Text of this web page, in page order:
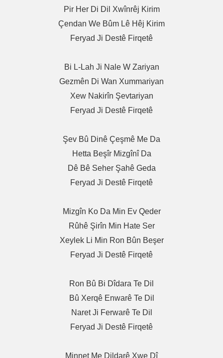
Pir Her Di Dil Xwînrêj Kirim
Çendan We Bûm Lê Hêj Kirim
Feryad Ji Destê Firqetê
Bi L-Lah Ji Nale W Zariyan
Gezmên Di Wan Xummariyan
Xew Nakirîn Şevtariyan
Feryad Ji Destê Firqetê
Şev Bû Dinê Çeşmê Me Da
Hetta Beşîr Mizgînî Da
Dê Bê Seher Şahê Geda
Feryad Ji Destê Firqetê
Mizgîn Ko Da Min Ev Qeder
Rûhê Şirîn Min Hate Ser
Xeylek Li Min Ron Bûn Beşer
Feryad Ji Destê Firqetê
Ron Bû Bi Dîdara Te Dil
Bû Xerqê Enwarê Te Dil
Naret Ji Ferwarê Te Dil
Feryad Ji Destê Firqetê
Minnet Me Dildarê Xwe Dî